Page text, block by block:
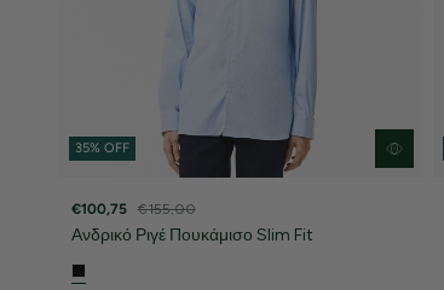
35% OFF
€100,75 €155,00
Ανδρικό Ριγέ Πουκάμισο Slim Fit